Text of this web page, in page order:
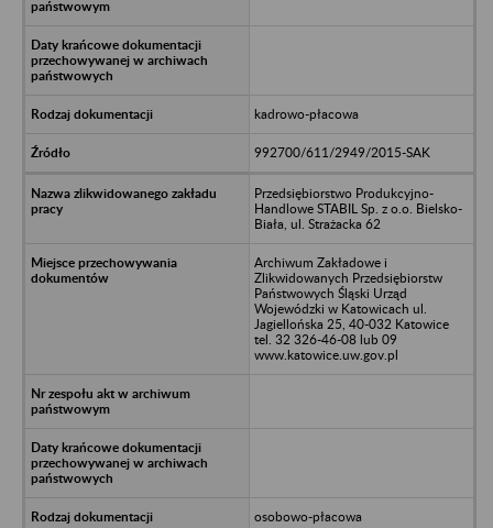
kadrowo-płacowa
992700/611/2949/2015-SAK
Przedsiębiorstwo Produkcyjno-
Handlowe STABIL Sp. z o.o. Bielsko-
Biała, ul. Strażacka 62
Archiwum Zakładowe i
Zlikwidowanych Przedsiębiorstw
Państwowych Śląski Urząd
Wojewódzki w Katowicach ul.
Jagiellońska 25, 40-032 Katowice
tel. 32 326-46-08 lub 09
www.katowice.uw.gov.pl
osobowo-płacowa